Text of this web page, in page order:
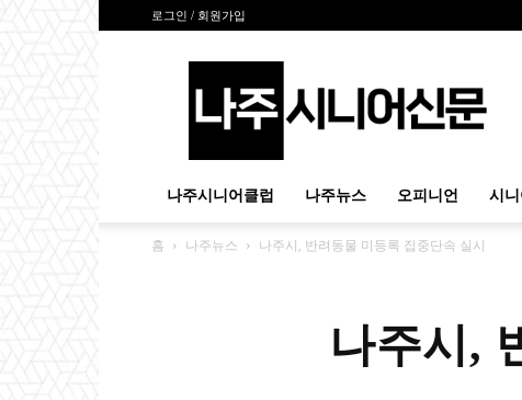
로그인 / 회원가입
시
신
문
나주시니어클럽 나주뉴스 오피니언 시
홈 나주뉴스 나주시, 반려동물 미등록 집중단속 실시
나주시,